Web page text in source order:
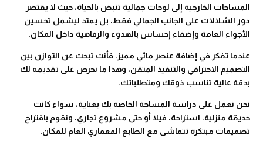
المساحات الخارجية إلى لوحات جمالية تنبض بالحياة، حيث لا يقتصر
دور الشلالات على الجانب الجمالي فقط، بل يمتد ليشمل تحسين
الأجواء العامة وإضفاء إحساس بالهدوء والرفاهية داخل المكان.
عندما تفكر في إضافة عنصر مائي مميز، فأنت تبحث عن التوازن بين
التصميم الاحترافي والتنفيذ المتقن، وهذا ما نحرص على تقديمه لك
بدقة عالية تناسب ذوقك ومتطلباتك.
نحن نعمل على دراسة المساحة الخاصة بك بعناية، سواء كانت
حديقة منزلية، استراحة، فيلا أو حتى مشروع تجاري، ونقوم باقتراح
تصميمات مبتكرة تتماشى مع الطابع المعماري العام للمكان.